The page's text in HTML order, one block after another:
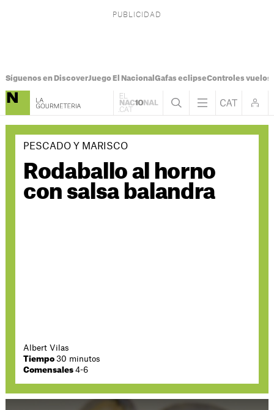
Síguenos en DiscoverJuego El Nacional Gafas eclipseControles vuelos
PESCADO Y MARISCO
Rodaballo al horno
con salsa balandra
Albert Vilas
Tiempo 30 minutos
Comensales4-6